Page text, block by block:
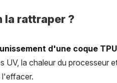
la rattraper ?
d'une coque
UV, la chaleur du processeur
l'effacer.